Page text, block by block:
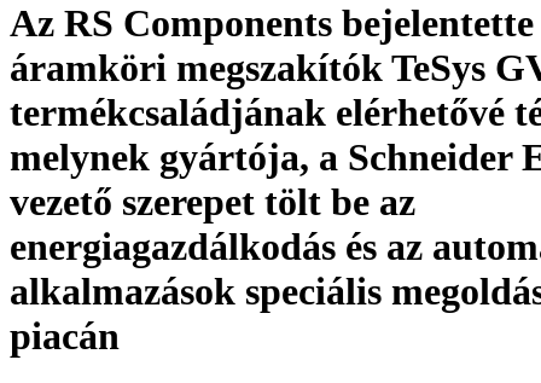
Az RS Components
áramköri megszakítók TeSys
termékcsaládjának elérhetővé
melynek gyártója, a Schneider
vezető szerepet tölt be az
energiagazdálkodás és az
alkalmazások speciális
piacán